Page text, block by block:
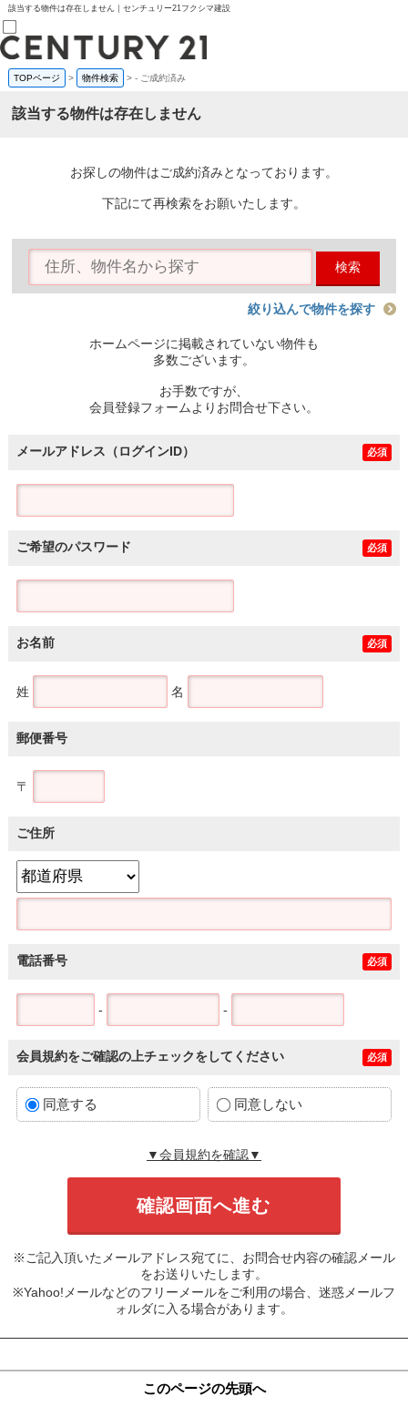
該当する物件は存在しません｜センチュリー21フクシマ建設
売買部
0120-800-844
賃貸部
会員メニュー
物件を探す
購入TOP
条件から探す
住宅ローン控除シミュレータ
TOPページ > 物件検索 >- ご成約済み
該当する物件は存在しません
お探しの物件はご成約済みとなっております。
下記にて再検索をお願いたします。
検索
絞り込んで物件を探す
ホームページに掲載されていない物件も
多数ございます。
お手数ですが、
会員登録フォームよりお問合せ下さい。
メールアドレス（ログインID） 必須
ご希望のパスワード 必須
お名前 必須
姓 名
郵便番号
〒
ご住所
電話番号 必須
- -
会員規約をご確認の上チェックをしてください 必須
同意する 同意しない
▼会員規約を確認▼
※ご記入頂いたメールアドレス宛てに、お問合せ内容の確認メール
をお送りいたします。
※Yahoo!メールなどのフリーメールをご利用の場合、迷惑メールフ
ォルダに入る場合があります。
このページの先頭へ